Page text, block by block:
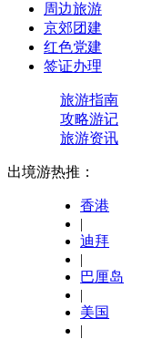
周边旅游
京郊团建
红色党建
签证办理
旅游指南
攻略游记
旅游资讯
出境游热推：
香港
|
迪拜
|
巴厘岛
|
美国
|